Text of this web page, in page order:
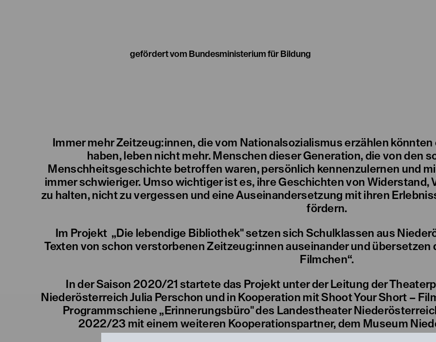
gefördert vom Bundesministerium für Bildung
Immer mehr Zeitzeug:innen, die vom Nationalsozialismus erzählen
haben, leben nicht mehr. Menschen dieser Generation, die von den
Menschheitsgeschichte betroffen waren, persönlich kennenzulernen und
immer schwieriger. Umso wichtiger ist es, ihre Geschichten von Widerstand,
zu halten, nicht zu vergessen und eine Auseinandersetzung mit ihren
fördern.
Im Projekt „Die lebendige Bibliothek" setzen sich Schulklassen aus
Texten von schon verstorbenen Zeitzeug:innen auseinander und übersetzen
Filmchen“.
In der Saison 2020/21 startete das Projekt unter der Leitung der
Niederösterreich Julia Perschon und in Kooperation mit Shoot Your Short –
Programmschiene „Erinnerungsbüro" des Landestheater
2022/23 mit einem weiteren Kooperationspartner, dem Museum